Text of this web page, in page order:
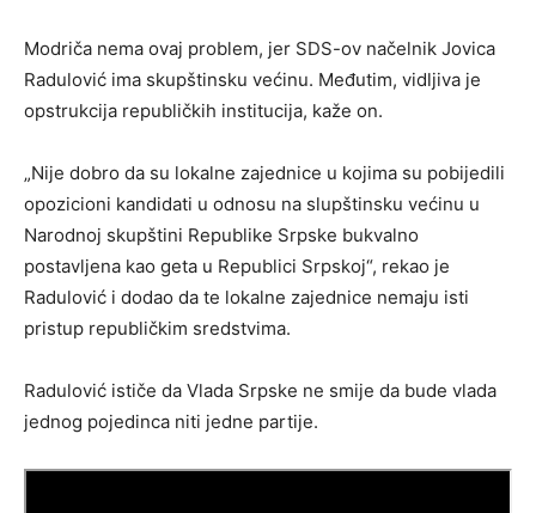
Modriča nema ovaj problem, jer SDS-ov načelnik Jovica
Radulović ima skupštinsku većinu. Međutim, vidljiva je
opstrukcija republičkih institucija, kaže on.
„Nije dobro da su lokalne zajednice u kojima su pobijedili
opozicioni kandidati u odnosu na slupštinsku većinu u
Narodnoj skupštini Republike Srpske bukvalno
postavljena kao geta u Republici Srpskoj“, rekao je
Radulović i dodao da te lokalne zajednice nemaju isti
pristup republičkim sredstvima.
Radulović ističe da Vlada Srpske ne smije da bude vlada
jednog pojedinca niti jedne partije.